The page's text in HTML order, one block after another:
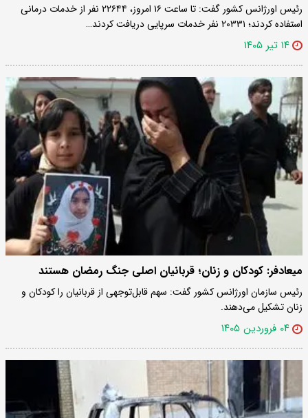
رئیس اورژانس کشور گفت: تا ساعت ۱۶ امروز، ۲۲۶۴۴ نفر از خدمات درمانی
استفاده کردند؛ ۲۰۳۳۱ نفر خدمات سرپایی دریافت کردند…
۱۴ تیر ۱۴۰۵
میعادفر: کودکان و زنان؛ قربانیان اصلی جنگ رمضان هستند
رئیس سازمان اورژانس کشور گفت: سهم قابل‌توجهی از قربانیان را کودکان و
زنان تشکیل می‌دهند.
۰۴ فروردین ۱۴۰۵